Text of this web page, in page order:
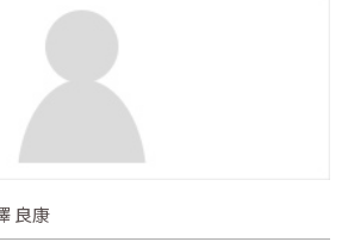
良康